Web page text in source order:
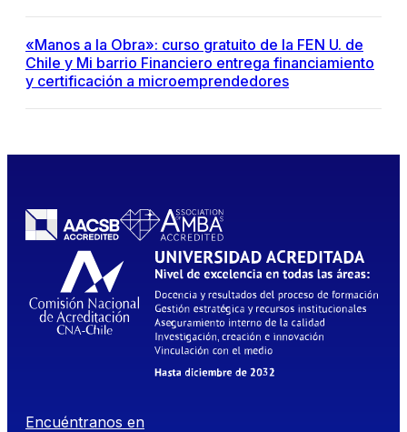
«Manos a la Obra»: curso gratuito de la FEN U. de
Chile y Mi barrio Financiero entrega financiamiento
y certificación a microemprendedores
Encuéntranos en